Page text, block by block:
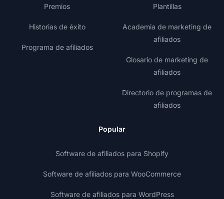
Premios
Historias de éxito
Programa de afiliados
Plantillas
Academia de marketing de
afiliados
Glosario de marketing de
afiliados
Directorio de programas de
afiliados
Popular
Software de afiliados para Shopify
Software de afiliados para WooCommerce
Software de afiliados para WordPress